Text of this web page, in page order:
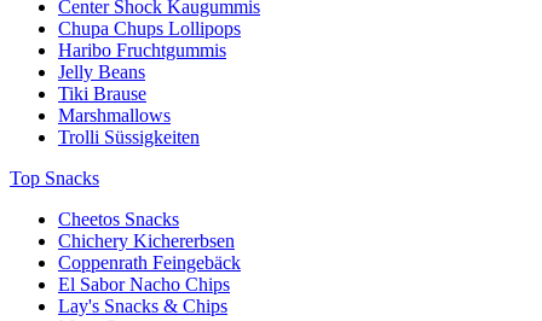
Center Shock Kaugummis
Chupa Chups Lollipops
Haribo Fruchtgummis
Jelly Beans
Tiki Brause
Marshmallows
Trolli Süssigkeiten
Top Snacks
Cheetos Snacks
Chichery Kichererbsen
Coppenrath Feingebäck
El Sabor Nacho Chips
Lay's Snacks & Chips